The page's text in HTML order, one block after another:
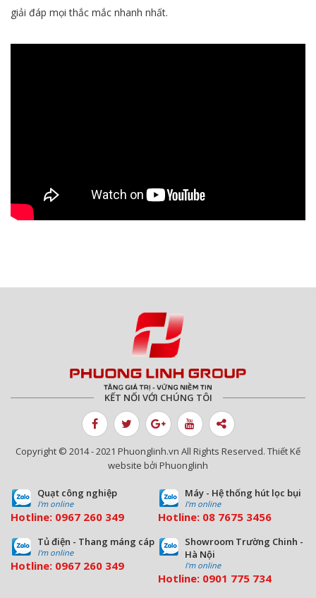
giải đáp mọi thắc mắc nhanh nhất.
KẾT NỐI VỚI CHÚNG TÔI
Copyright © 2014 - 2021 Phuonglinh.vn All Rights Reserved. Thiết Kế
website bởi Phuonglinh
Quạt công nghiệp
I'm online
Hotline: 0967 260 349
Máy - Hệ thống hút lọc bụi
I'm online
Hotline: 08 7675 3456
Tủ điện - Thang máng cáp
I'm online
Hotline: 0967 260 349
Showroom Trường Chinh -
Hà Nội
I'm online
Hotline: 0901 775 734